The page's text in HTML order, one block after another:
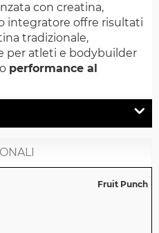
con creatina,
integratore offre risultati
tradizionale,
per atleti e bodybuilder
performance al
Fruit Punch